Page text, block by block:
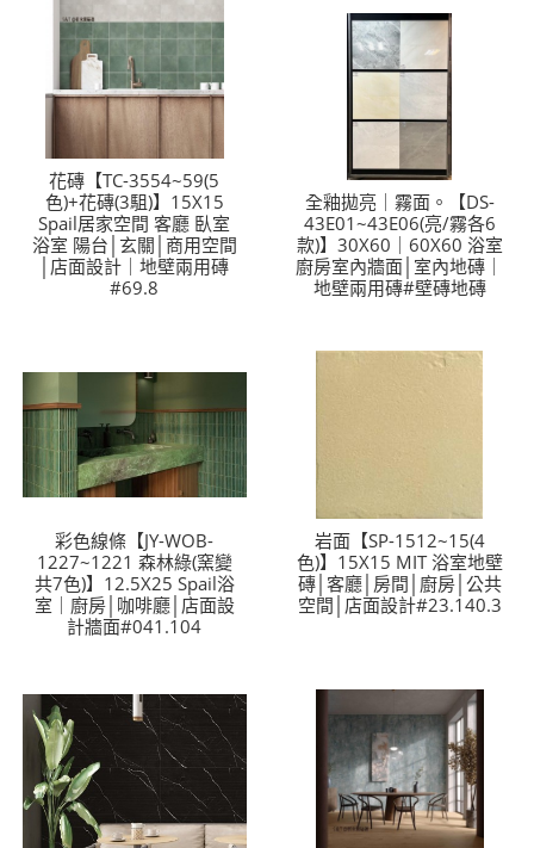
花磚【TC-3554~59(5
色)+花磚(3駔)】15X15
Spail居家空間 客廳 臥室
浴室 陽台│玄關│商用空間
│店面設計｜地壁兩用磚
#69.8
全釉拋亮｜霧面。【DS-
43E01~43E06(亮/霧各6
款)】30X60｜60X60 浴室
廚房室內牆面│室內地磚｜
地壁兩用磚#壁磚地磚
彩色線條【JY-WOB-
1227~1221 森林綠(窯變
共7色)】12.5X25 Spail浴
室｜廚房│咖啡廳│店面設
計牆面#041.104
岩面【SP-1512~15(4
色)】15X15 MIT 浴室地壁
磚│客廳│房間│廚房│公共
空間│店面設計#23.140.3